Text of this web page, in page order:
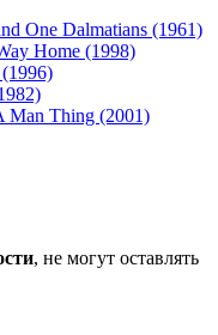
One Dalmatians (1961)
Home (1998)
Man Thing (2001)
, не могут оставлять